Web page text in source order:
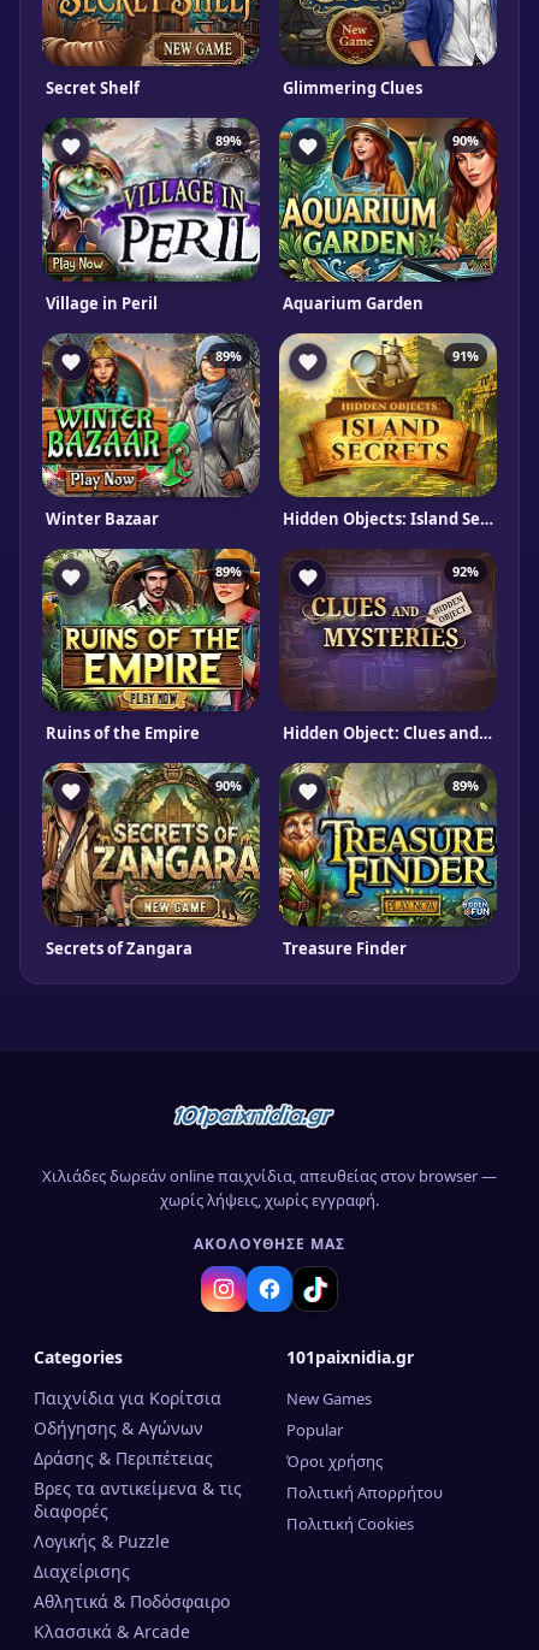
Secret Shelf Glimmering Clues
89%
Village in Peril
90%
Aquarium Garden
89%
Winter Bazaar
91%
Hidden Objects: Island Secrets
89%
Ruins of the Empire
92%
Hidden Object: Clues and Mysteries
90%
Secrets of Zangara
89%
Treasure Finder
Χιλιάδες δωρεάν online παιχνίδια, απευθείας στον browser —
χωρίς λήψεις, χωρίς εγγραφή.
ΑΚΟΛΟΎΘΗΣΈ ΜΑΣ
Categories
Παιχνίδια για Κορίτσια
Οδήγησης & Αγώνων
Δράσης & Περιπέτειας
Βρες τα αντικείμενα & τις
διαφορές
Λογικής & Puzzle
Διαχείρισης
Αθλητικά & Ποδόσφαιρο
Κλασσικά & Arcade
101paixnidia.gr
New Games
Popular
Όροι χρήσης
Πολιτική Απορρήτου
Πολιτική Cookies